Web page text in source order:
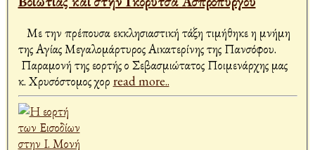
Με την πρέπουσα εκκλησιαστική τάξη τιμήθηκε η μνήμη
της Αγίας Μεγαλομάρτυρος Αικατερίνης της Πανσόφου.
Παραμονή της εορτής ο Σεβασμιώτατος Ποιμενάρχης μας
κ. Χρυσόστομος χορ read more..